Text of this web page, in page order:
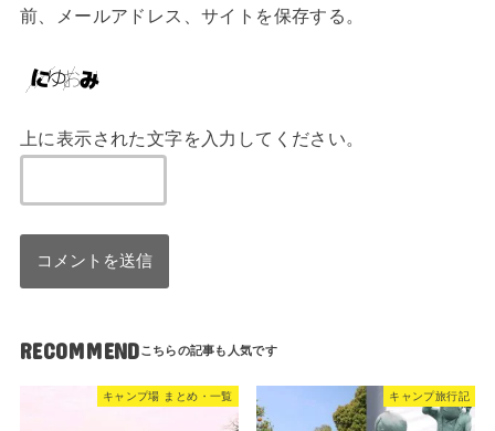
前、メールアドレス、サイトを保存する。
上に表示された文字を入力してください。
RECOMMEND
キャンプ場 まとめ・一覧 キャンプ旅行記